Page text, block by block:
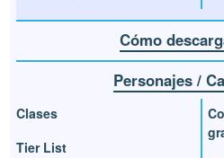
Cómo
Personajes /
Clases
Tier List